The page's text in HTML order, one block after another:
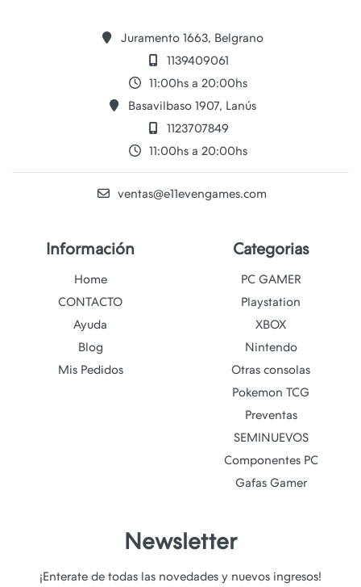
Juramento 1663, Belgrano
1139409061
11:00hs a 20:00hs
Basavilbaso 1907, Lanús
1123707849
11:00hs a 20:00hs
ventas@e11evengames.com
Información
Home
CONTACTO
Ayuda
Blog
Mis Pedidos
Categorias
PC GAMER
Playstation
XBOX
Nintendo
Otras consolas
Pokemon TCG
Preventas
SEMINUEVOS
Componentes PC
Gafas Gamer
Newsletter
¡Enterate de todas las novedades y nuevos ingresos!